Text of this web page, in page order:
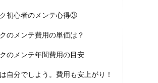
グを作ろう
初めてのロードバイクがジャイアンという方も
多いかもしれません。そこで今回はそんあジャ
イアントユーザ...
初心者のメンテ心得③
のメンテ費用の単価は？
のメンテ年間費用の目安
自分でしよう。費用も安上がり！